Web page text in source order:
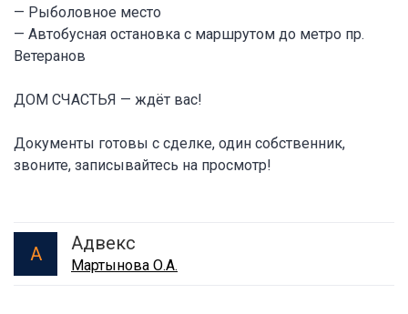
— Рыболовное место
— Автобусная остановка с маршрутом до метро пр.
Ветеранов
ДОМ СЧАСТЬЯ — ждёт вас!
Документы готовы с сделке, один собственник,
звоните, записывайтесь на просмотр!
А Адвекс
Мартынова О.А.